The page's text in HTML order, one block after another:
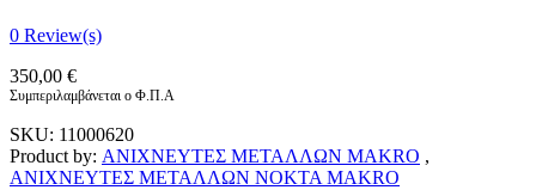
0 Review(s)
350,00 €
Συμπεριλαμβάνεται ο Φ.Π.Α
SKU: 11000620
Product by: ΑΝΙΧΝΕΥΤΕΣ ΜΕΤΑΛΛΩΝ MAKRO ,
ΑΝΙΧΝΕΥΤΕΣ ΜΕΤΑΛΛΩΝ NOKTA MAKRO